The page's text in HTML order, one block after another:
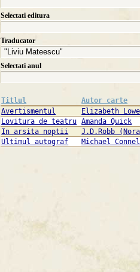
Selectati editura
Traducator
Selectati anul
Titlul
Autor carte
Avertismentul
Elizabeth
Lovitura de teatru Amanda Quick
In arsita noptii
J.D.Robb
Ultimul autograf
Michael